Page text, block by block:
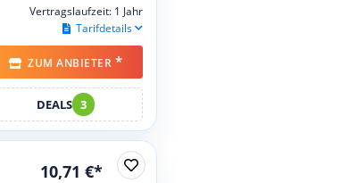
Vertragslaufzeit: 1 Jahr
Tarifdetails
ZUM ANBIETER *
DEALS 3
10,71 €*